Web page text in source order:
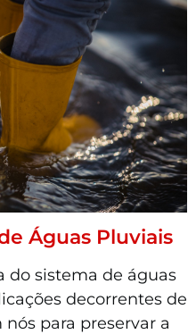
Águas Pluviais
do sistema de águas
decorrentes de
para preservar a